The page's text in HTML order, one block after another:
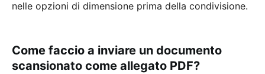
nelle opzioni di dimensione prima della condivisione.
Come faccio a inviare un documento
scansionato come allegato PDF?